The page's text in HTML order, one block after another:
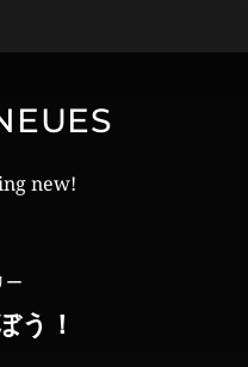
new!
ー
う！